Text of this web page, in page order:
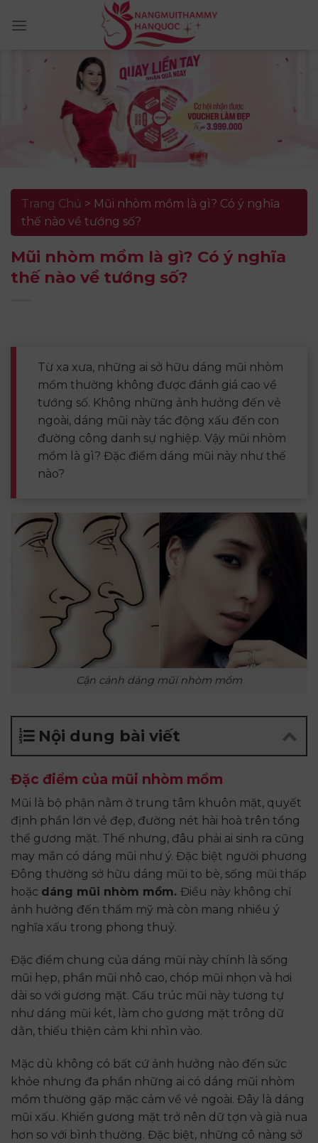
Trang Chủ > Mũi nhòm mồm là gì? Có ý nghĩa
thế nào về tướng số?
Mũi nhòm mồm là gì? Có ý nghĩa
thế nào về tướng số?
Từ xa xưa, những ai sở hữu dáng mũi nhòm
mồm thường không được đánh giá cao về
tướng số. Không những ảnh hưởng đến vẻ
ngoài, dáng mũi này tác động xấu đến con
đường công danh sự nghiệp. Vậy mũi nhòm
mồm là gì? Đặc điểm dáng mũi này như thế
nào?
Cận cảnh dáng mũi nhòm mồm
Nội dung bài viết
Đặc điểm của mũi nhòm mồm
Mũi là bộ phận nằm ở trung tâm khuôn mặt, quyết
định phần lớn vẻ đẹp, đường nét hài hoà trên tổng
thể gương mặt. Thế nhưng, đâu phải ai sinh ra cũng
may mắn có dáng mũi như ý. Đặc biệt người phương
Đông thường sở hữu dáng mũi to bè, sống mũi thấp
hoặc dáng mũi nhòm mồm. Điều này không chỉ
ảnh hưởng đến thẩm mỹ mà còn mang nhiều ý
nghĩa xấu trong phong thuỷ.
Đặc điểm chung của dáng mũi này chính là sống
mũi hẹp, phần mũi nhô cao, chóp mũi nhọn và hơi
dài so với gương mặt. Cấu trúc mũi này tương tự
như dáng mũi két, làm cho gương mặt trông dữ
dằn, thiếu thiện cảm khi nhìn vào.
Mặc dù không có bất cứ ảnh hưởng nào đến sức
khỏe nhưng đa phần những ai có dáng mũi nhòm
mồm thường gặp mặc cảm về vẻ ngoài. Đây là dáng
mũi xấu. Khiến gương mặt trở nên dữ tợn và già nua
hơn so với bình thường. Đặc biệt, những cô nàng sở